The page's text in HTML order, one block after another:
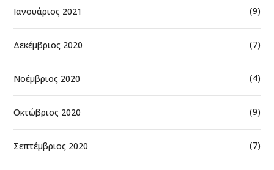
Ιανουάριος 2021 (9)
Δεκέμβριος 2020 (7)
Νοέμβριος 2020 (4)
Οκτώβριος 2020 (9)
Σεπτέμβριος 2020 (7)